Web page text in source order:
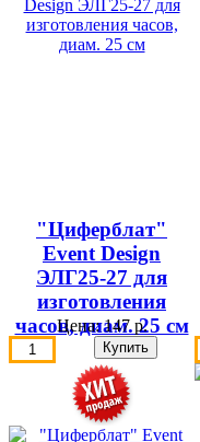
"Циферблат"
Event Design
ЭЛГ25-27 для
изготовления
часов, диам. 25 см
Цена:147 р.